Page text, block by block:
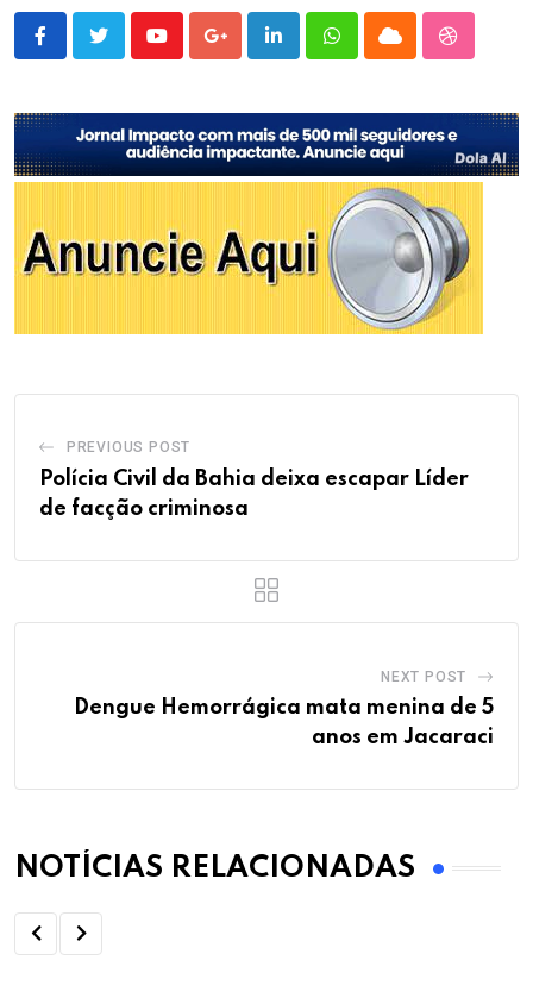
YoutubeGoogle+LinkedInWhatsappCloud
PREVIOUS POST
Polícia Civil da Bahia deixa escapar Líder
de facção criminosa
NEXT POST
Dengue Hemorrágica mata menina de 5
anos em Jacaraci
NOTÍCIAS RELACIONADAS